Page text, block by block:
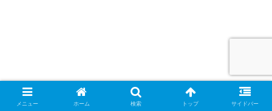
メニュー ホーム 検索 トップ サイドバー